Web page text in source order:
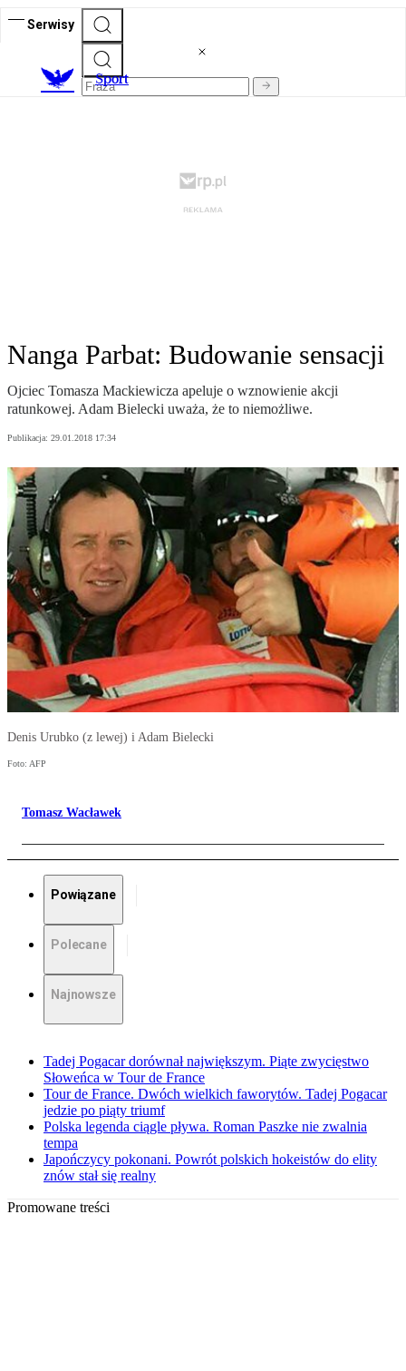
Serwisy
Sport
Nanga Parbat: Budowanie sensacji
Ojciec Tomasza Mackiewicza apeluje o wznowienie akcji
ratunkowej. Adam Bielecki uważa, że to niemożliwe.
Publikacja: 29.01.2018 17:34
Denis Urubko (z lewej) i Adam Bielecki
Foto: AFP
Tomasz Wacławek
Powiązane
Polecane
Najnowsze
Tadej Pogacar dorównał największym. Piąte zwycięstwo
Słoweńca w Tour de France
Tour de France. Dwóch wielkich faworytów. Tadej Pogacar
jedzie po piąty triumf
Polska legenda ciągle pływa. Roman Paszke nie zwalnia
tempa
Japończycy pokonani. Powrót polskich hokeistów do elity
znów stał się realny
Promowane treści